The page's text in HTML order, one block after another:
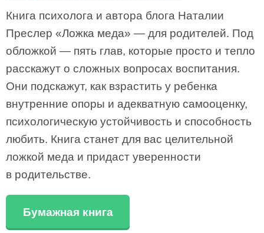
Книга психолога и автора блога Наталии
Преслер «Ложка меда» — для родителей. Под
обложкой — пять глав, которые просто и тепло
расскажут о сложных вопросах воспитания.
Они подскажут, как взрастить у ребенка
внутренние опоры и адекватную самооценку,
психологическую устойчивость и способность
любить. Книга станет для вас целительной
ложкой меда и придаст уверенности
в родительстве.
Бумажная книга